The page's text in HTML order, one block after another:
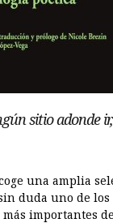
sitio adonde
una amplia
duda uno de los
importantes